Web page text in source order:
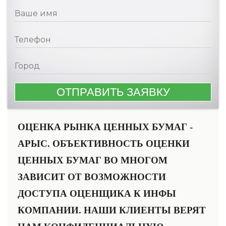
ОЦЕНКА РЫНКА ЦЕННЫХ БУМАГ -
АРЫС. ОБЪЕКТИВНОСТЬ ОЦЕНКИ
ЦЕННЫХ БУМАГ ВО МНОГОМ
ЗАВИСИТ ОТ ВОЗМОЖНОСТИ
ДОСТУПА ОЦЕНЩИКА К ИНФЫ
КОМПАНИИ. НАШИ КЛИЕНТЫ ВЕРЯТ